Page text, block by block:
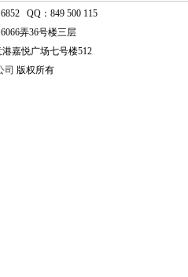
QQ：849 500 115
弄36号楼三层
嘉悦广场七号楼512
司 版权所有